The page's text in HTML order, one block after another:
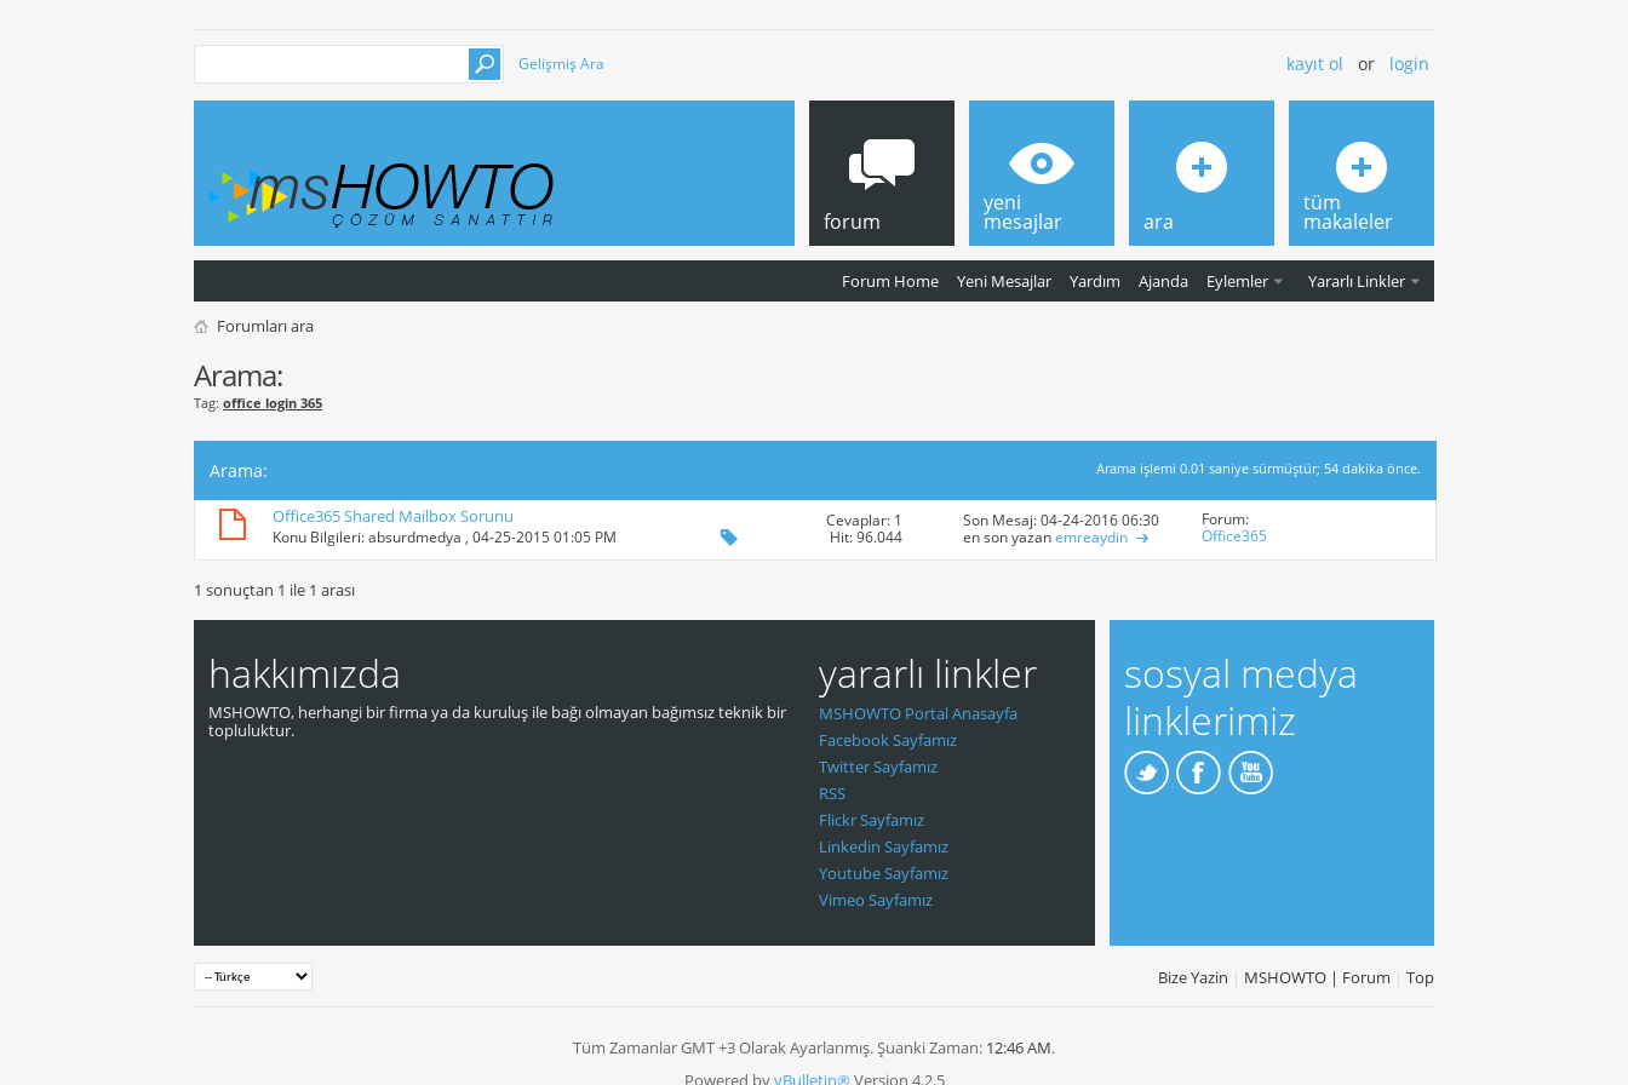
Gelişmiş Ara kayıt ol or login
forum
Forum Home Yeni Mesajlar Yardım Ajanda Eylemler Yararlı Linkler
yeni
mesajlar ara
tüm
makaleler
Forumları ara
Arama:
Tag: office login 365
Arama: Arama işlemi 0.01 saniye sürmüştür; 54 dakika önce.
Office365 Shared Mailbox Sorunu
Konu Bilgileri:absurdmedya , 04-25-2015 01:05 PM
Cevaplar: 1
Hit: 96.044
Son Mesaj: 04-24-201606:30 PM
en son yazanemreaydin
Forum:
Office365
1 sonuçtan 1 ile 1 arası
hakkımızda
MSHOWTO, herhangi bir firma ya da kuruluş ile bağı olmayan bağımsız teknik bir
topluluktur.
yararlı linkler
MSHOWTO Portal Anasayfa
Facebook Sayfamız
Twitter Sayfamız
RSS
Flickr Sayfamız
Linkedin Sayfamız
Youtube Sayfamız
Vimeo Sayfamız
sosyal medya
linklerimiz
Bize Yazin | MSHOWTO | Forum | Top
Tüm Zamanlar GMT +3 Olarak Ayarlanmış. Şuanki Zaman: 12:46 AM.
Powered byvBulletin®Version 4.2.5